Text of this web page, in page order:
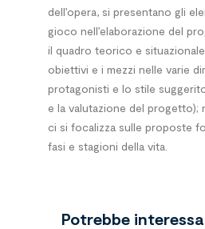
dell’opera, si presentano gli
gioco nell’elaborazione del
il quadro teorico e
obiettivi e i mezzi nelle varie
protagonisti e lo stile
e la valutazione del progetto);
ci si focalizza sulle proposte
fasi e stagioni della vita.
Potrebbe